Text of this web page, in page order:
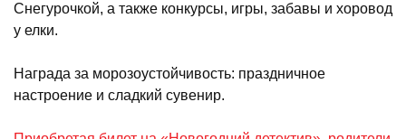
Снегурочкой, а также конкурсы, игры, забавы и хоровод
у елки.
Награда за морозоустойчивость: праздничное
настроение и сладкий сувенир.